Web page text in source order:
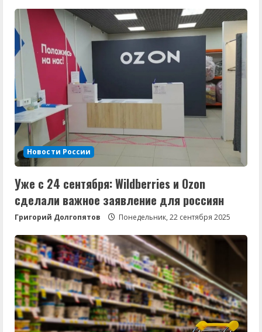
Новости России
Уже с 24 сентября: Wildberries и Ozon
сделали важное заявление для россиян
Григорий Долгопятов Понедельник, 22 сентября 2025